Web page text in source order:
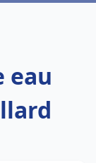
eau